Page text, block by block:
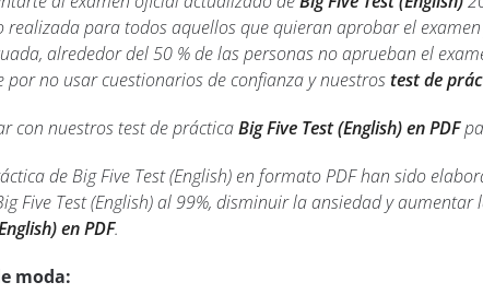
para todos aquellos que quieran aprobar el
alrededor del 50 % de las personas no aprueban el
no usar cuestionarios de confianza y nuestros test de
con nuestros test de prácticaBig Five Test (English) en PDF
de Big Five Test (English) en formato PDF han sido
Five Test (English) al 99%, disminuir la ansiedad y
en PDF.
moda: